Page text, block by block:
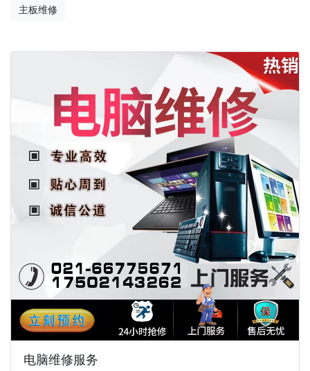
主板维修
电脑维修服务